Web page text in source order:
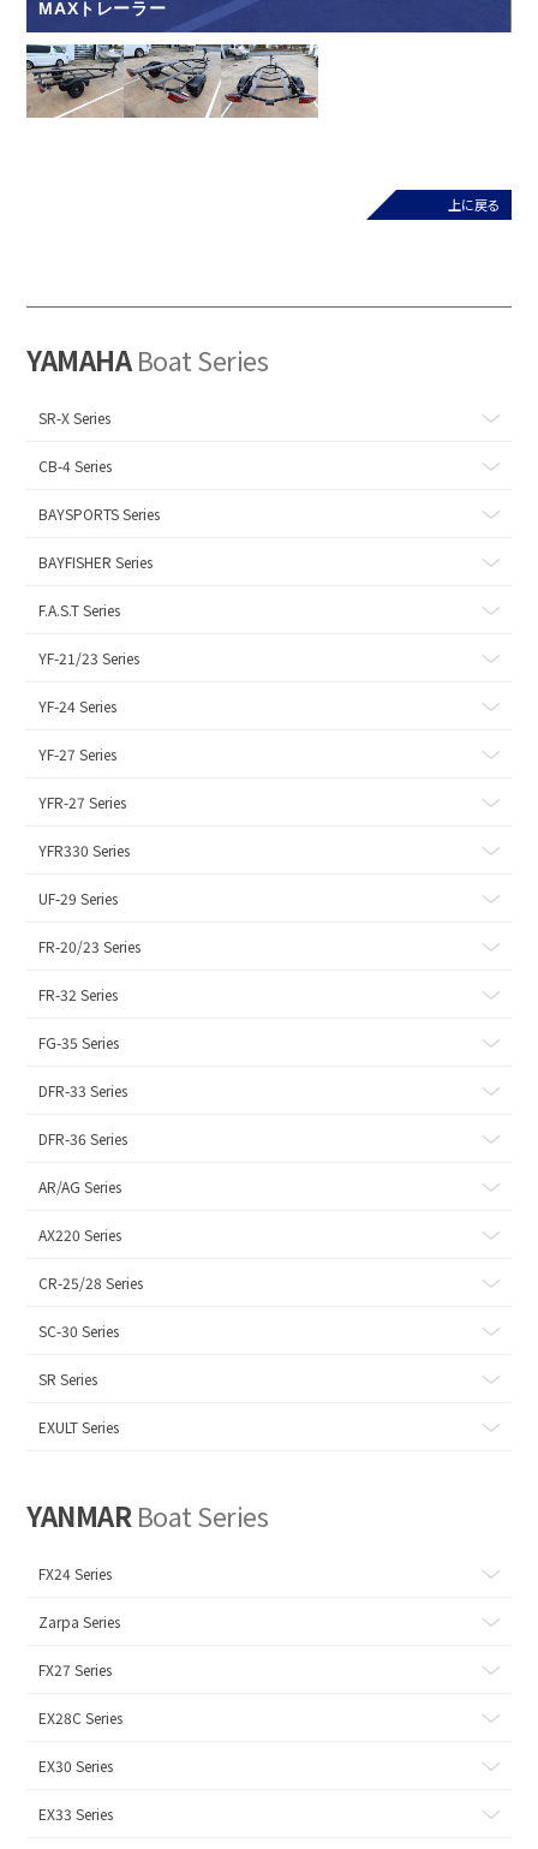
MAXトレーラー
上に戻る
YAMAHABoat Series
SR-X Series
CB-4 Series
BAYSPORTS Series
BAYFISHER Series
F.A.S.T Series
YF-21/23 Series
YF-24 Series
YF-27 Series
YFR-27 Series
YFR330 Series
UF-29 Series
FR-20/23 Series
FR-32 Series
FG-35 Series
DFR-33 Series
DFR-36 Series
AR/AG Series
AX220 Series
CR-25/28 Series
SC-30 Series
SR Series
EXULT Series
YANMAR Boat Series
FX24 Series
Zarpa Series
FX27 Series
EX28C Series
EX30 Series
EX33 Series